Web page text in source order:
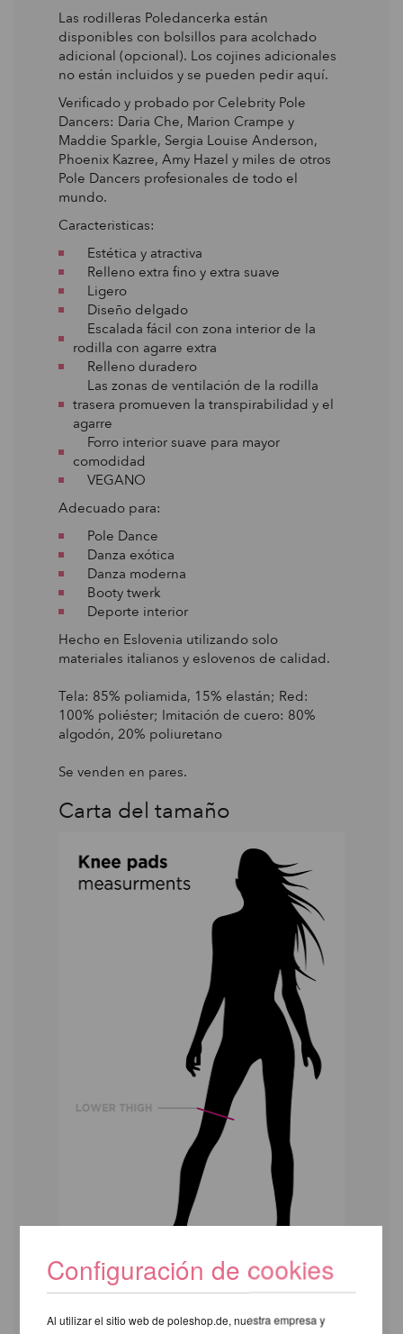
Las rodilleras Poledancerka están
disponibles con bolsillos para acolchado
adicional (opcional). Los cojines adicionales
no están incluidos y se pueden pedir aquí.
Verificado y probado por Celebrity Pole
Dancers: Daria Che, Marion Crampe y
Maddie Sparkle, Sergia Louise Anderson,
Phoenix Kazree, Amy Hazel y miles de otros
Pole Dancers profesionales de todo el
mundo.
Caracteristicas:
Estética y atractiva
Relleno extra fino y extra suave
Ligero
Diseño delgado
Escalada fácil con zona interior de la
rodilla con agarre extra
Relleno duradero
Las zonas de ventilación de la rodilla
trasera promueven la transpirabilidad y el
agarre
Forro interior suave para mayor
comodidad
VEGANO
Adecuado para:
Pole Dance
Danza exótica
Danza moderna
Booty twerk
Deporte interior
Hecho en Eslovenia utilizando solo
materiales italianos y eslovenos de calidad.
Tela: 85% poliamida, 15% elastán; Red:
100% poliéster; Imitación de cuero: 80%
algodón, 20% poliuretano
Se venden en pares.
Carta del tamaño
Circunferencia
Configuración de cookies
Al utilizar el sitio web de poleshop.de, nuestra empresa y